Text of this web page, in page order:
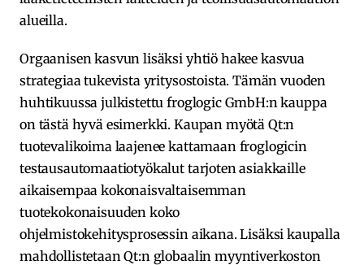
alueilla.
Orgaanisen kasvun lisäksi yhtiö hakee kasvua
strategiaa tukevista yritysostoista. Tämän vuoden
huhtikuussa julkistettu froglogic GmbH:n kauppa
on tästä hyvä esimerkki. Kaupan myötä Qt:n
tuotevalikoima laajenee kattamaan froglogicin
testausautomaatiotyökalut tarjoten asiakkaille
aikaisempaa kokonaisvaltaisemman
tuotekokonaisuuden koko
ohjelmistokehitysprosessin aikana. Lisäksi kaupalla
mahdollistetaan Qt:n globaalin myyntiverkoston